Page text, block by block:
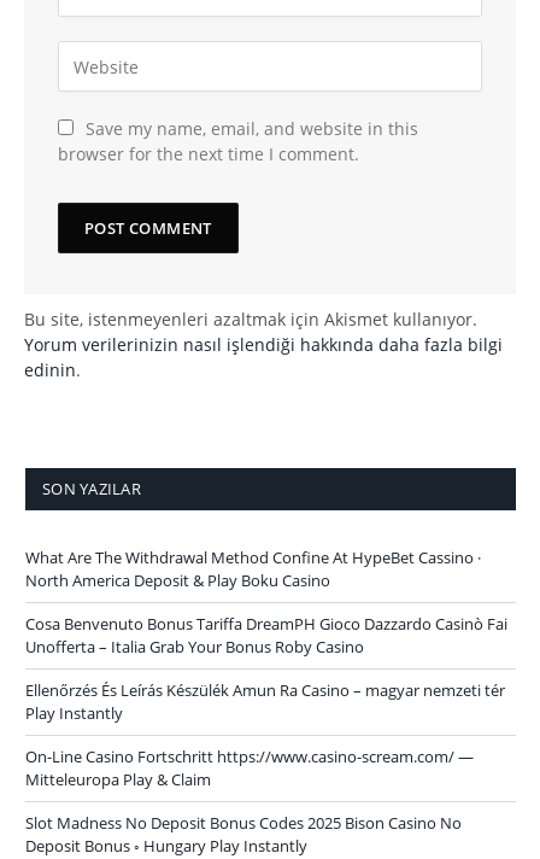
Save my name, email, and website in this
browser for the next time I comment.
Bu site, istenmeyenleri azaltmak için Akismet kullanıyor.
Yorum verilerinizin nasıl işlendiği hakkında daha fazla bilgi
edinin.
SON YAZILAR
What Are The Withdrawal Method Confine At HypeBet Cassino ·
North America Deposit & Play Boku Casino
Cosa Benvenuto Bonus Tariffa DreamPH Gioco Dazzardo Casinò Fai
Unofferta – Italia Grab Your Bonus Roby Casino
Ellenőrzés És Leírás Készülék Amun Ra Casino – magyar nemzeti tér
Play Instantly
On-Line Casino Fortschritt https://www.casino-scream.com/ —
Mitteleuropa Play & Claim
Slot Madness No Deposit Bonus Codes 2025 Bison Casino No
Deposit Bonus ◦ Hungary Play Instantly